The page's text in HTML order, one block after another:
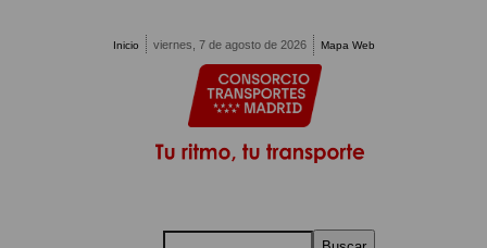
Inicio viernes, 7 de agosto de 2026 Mapa Web